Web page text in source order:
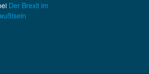
Der Brexit im